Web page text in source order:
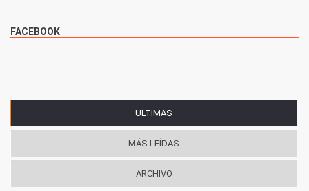
FACEBOOK
ULTIMAS
MÁS LEÍDAS
ARCHIVO